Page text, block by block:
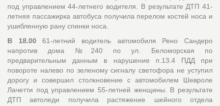
под управлением 44-летнего водителя. В результате ДТП 41-
летняя пассажирка автобуса получила перелом костей носа и
ушибленную рану спинки носа.
В 18.0061-летний водитель автомобиля Рено Сандеро
напротив дома №240 по ул. Беломорская по
предварительным данным в нарушение п.13.4 ПДД при
повороте налево по зеленому сигналу светофора не уступил
дорогу и совершил столкновение с автомобилем Шевроле
Лачетти под управлением 55-летней женщины. В результате
ДТП автоледи получила растяжение шейного отдела